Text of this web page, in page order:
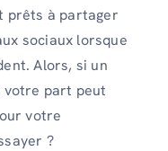
prêts à partager
sociaux lorsque
Alors, si un
part peut
votre
?